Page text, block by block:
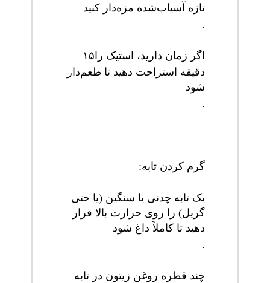
تازه آسیاب‌شده مزه‌دار کنید
.
اگر زمان دارید، استیک را ۱۵
دقیقه استراحت دهید تا طعم‌دار
شود
.
گرم کردن تابه:
یک تابه چدنی یا سنگین (یا حتی
گریل) را روی حرارت بالا قرار
دهید تا کاملاً داغ شود
.
چند قطره روغن زیتون در تابه